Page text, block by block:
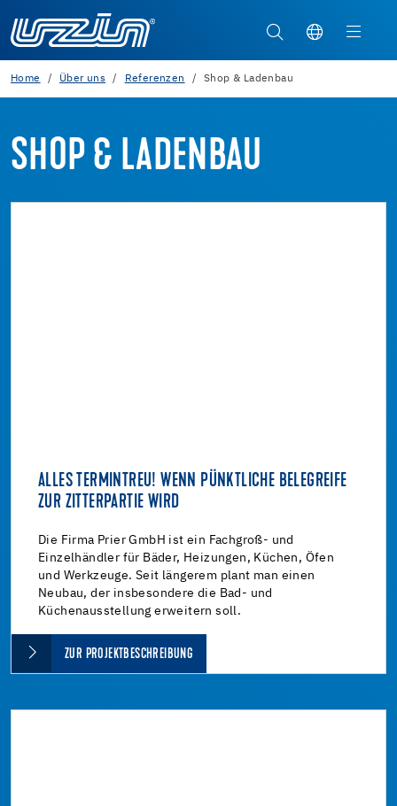
Home Über uns Referenzen Shop & Ladenbau
SHOP & LADENBAU
ALLES TERMINTREU! WENN PÜNKTLICHE BELEGREIFE
ZUR ZITTERPARTIE WIRD
Die Firma Prier GmbH ist ein Fachgroß- und
Einzelhändler für Bäder, Heizungen, Küchen, Öfen
und Werkzeuge. Seit längerem plant man einen
Neubau, der insbesondere die Bad- und
Küchenausstellung erweitern soll.
ZUR PROJEKTBESCHREIBUNG